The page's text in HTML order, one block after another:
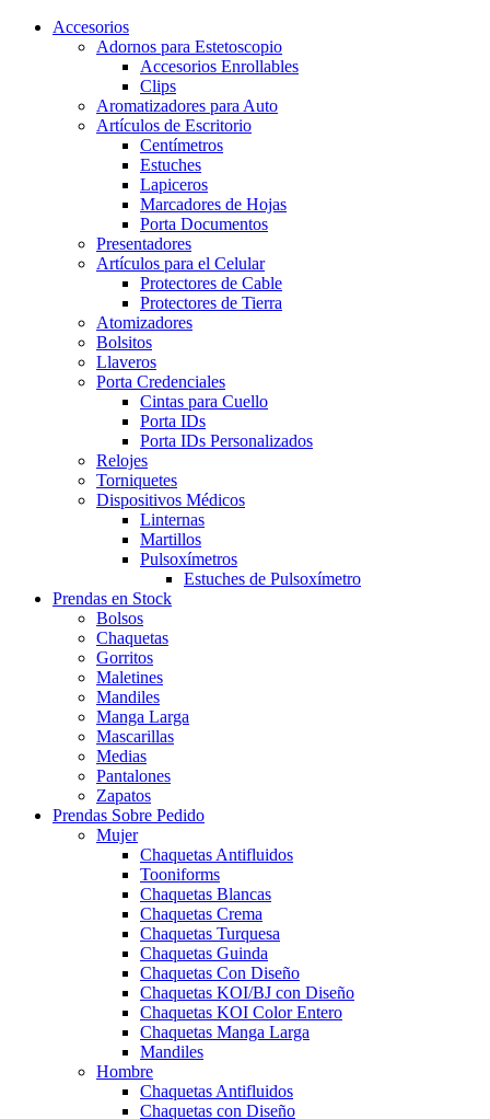
Accesorios
Adornos para Estetoscopio
Accesorios Enrollables
Clips
Aromatizadores para Auto
Artículos de Escritorio
Centímetros
Estuches
Lapiceros
Marcadores de Hojas
Porta Documentos
Presentadores
Artículos para el Celular
Protectores de Cable
Protectores de Tierra
Atomizadores
Bolsitos
Llaveros
Porta Credenciales
Cintas para Cuello
Porta IDs
Porta IDs Personalizados
Relojes
Torniquetes
Dispositivos Médicos
Linternas
Martillos
Pulsoxímetros
Estuches de Pulsoxímetro
Prendas en Stock
Bolsos
Chaquetas
Gorritos
Maletines
Mandiles
Manga Larga
Mascarillas
Medias
Pantalones
Zapatos
Prendas Sobre Pedido
Mujer
Chaquetas Antifluidos
Tooniforms
Chaquetas Blancas
Chaquetas Crema
Chaquetas Turquesa
Chaquetas Guinda
Chaquetas Con Diseño
Chaquetas KOI/BJ con Diseño
Chaquetas KOI Color Entero
Chaquetas Manga Larga
Mandiles
Hombre
Chaquetas Antifluidos
Chaquetas con Diseño